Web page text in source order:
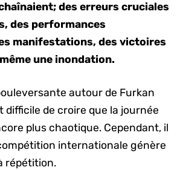
des erreurs cruciales
des performances
manifestations, des victoires
une inondation.
autour de Furkan
difficile de croire que la journée
plus chaotique. Cependant, il
internationale génère
répétition.